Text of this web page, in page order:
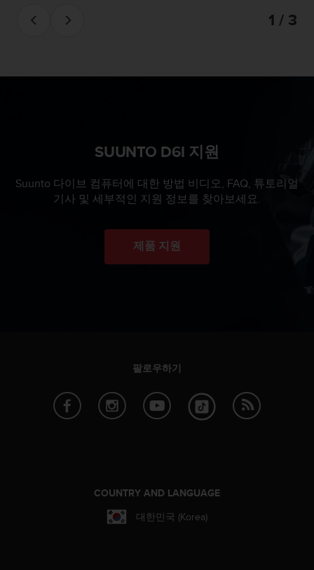
1 / 3
SUUNTO D6I 지원
Suunto 다이브 컴퓨터에 대한 방법 비디오, FAQ, 튜토리얼
기사 및 세부적인 지원 정보를 찾아보세요.
제품 지원
팔로우하기
COUNTRY AND LANGUAGE
대한민국 (Korea)